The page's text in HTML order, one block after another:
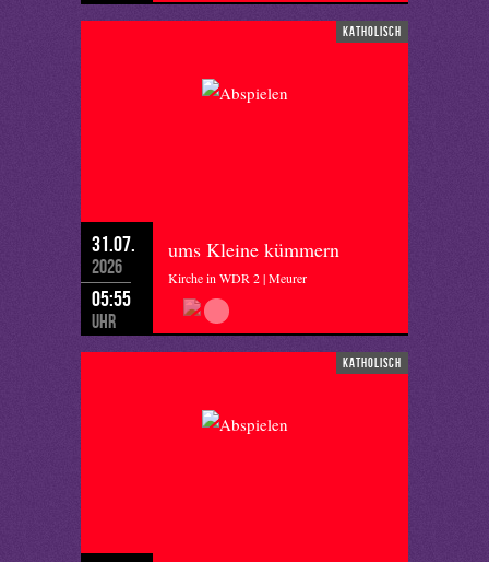
katholisch
31.07.
2026
05:55
Uhr
ums Kleine kümmern
Kirche in WDR 2 | Meurer
katholisch